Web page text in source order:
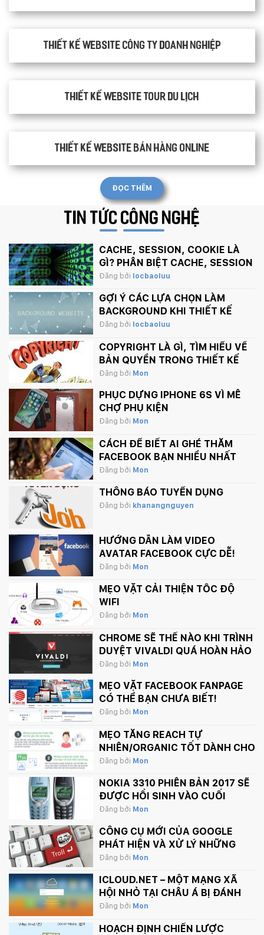
Thiết kế website công ty doanh nghiệp
Thiết kế website tour du lịch
Thiết kế website bán hàng Online
ĐỌC THÊM
TIN TỨCCÔNG NGHỆ
CACHE, SESSION, COOKIE LÀ
GÌ? PHÂN BIỆT CACHE, SESSION
VÀ COOKIE
Đăng bởi locbaoluu
GỢI Ý CÁC LỰA CHỌN LÀM
BACKGROUND KHI THIẾT KẾ
WEBSITE
Đăng bởi locbaoluu
COPYRIGHT LÀ GÌ, TÌM HIỂU VỀ
BẢN QUYỀN TRONG THIẾT KẾ
Đăng bởi Mon
PHỤC DỰNG IPHONE 6S VÌ MÊ
CHỢ PHỤ KIỆN
Đăng bởi Mon
CÁCH ĐỂ BIẾT AI GHÉ THĂM
FACEBOOK BẠN NHIỀU NHẤT
Đăng bởi Mon
THÔNG BÁO TUYỂN DỤNG
Đăng bởi khanangnguyen
HƯỚNG DẪN LÀM VIDEO
AVATAR FACEBOOK CỰC DỄ!
Đăng bởi Mon
MẸO VẶT CẢI THIỆN TỐC ĐỘ
WIFI
Đăng bởi Mon
CHROME SẼ THẾ NÀO KHI TRÌNH
DUYỆT VIVALDI QUÁ HOÀN HẢO
Đăng bởi Mon
MẸO VẶT FACEBOOK FANPAGE
CÓ THỂ BẠN CHƯA BIẾT!
Đăng bởi Mon
MẸO TĂNG REACH TỰ
NHIÊN/ORGANIC TỐT DÀNH CHO
FANPAGE CỦA BẠN
Đăng bởi Mon
NOKIA 3310 PHIÊN BẢN 2017 SẼ
ĐƯỢC HỒI SINH VÀO CUỐI
THÁNG 2 NÀY
Đăng bởi Mon
CÔNG CỤ MỚI CỦA GOOGLE
PHÁT HIỆN VÀ XỬ LÝ NHỮNG
BÌNH LUẬN PHẢN CẢM TRÊN
Đăng bởi Mon
ICLOUD.NET – MỘT MẠNG XÃ
HỘI NHỎ TẠI CHÂU Á BỊ ĐÁNH
SẬP BỞI APPLE.
Đăng bởi Mon
HOẠCH ĐỊNH CHIẾN LƯỢC